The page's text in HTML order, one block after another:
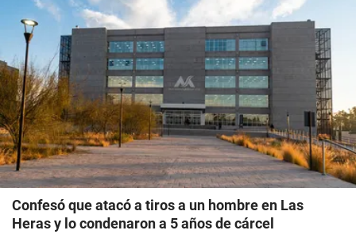
Confesó que atacó a tiros a un hombre en Las
Heras y lo condenaron a 5 años de cárcel